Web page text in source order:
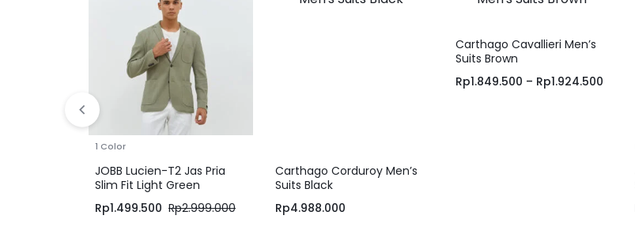
1 Color
JOBB Lucien-T2 Jas Pria
Slim Fit Light Green
Rp1.499.500 Rp2.999.000
Carthago Corduroy Men’s
Suits Black
Rp4.988.000
Carthago Cavallieri Men’s
Suits Brown
Rp1.849.500 – Rp1.924.500